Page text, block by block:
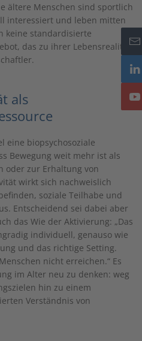
ältere Menschen sind sportlich
interessiert und leben mitten
keine standardisierte
das zu ihrer Lebensrealität
als
eine biopsychosoziale
Bewegung weit mehr ist als
oder zur Erhaltung von
wirkt sich nachweislich
soziale Teilhabe und
Entscheidend sei dabei aber
das Wie der Aktivierung: „Das
individuell, genauso wie
und das richtige Setting.
nicht erreichen.“ Es
im Alter neu zu denken: weg
hin zu einem
Verständnis von